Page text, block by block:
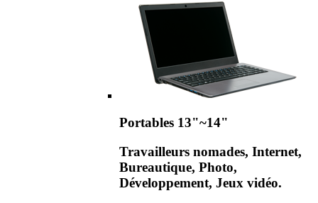
Portables 13"~14"
Travailleurs nomades, Internet,
Bureautique, Photo,
Développement, Jeux vidéo.